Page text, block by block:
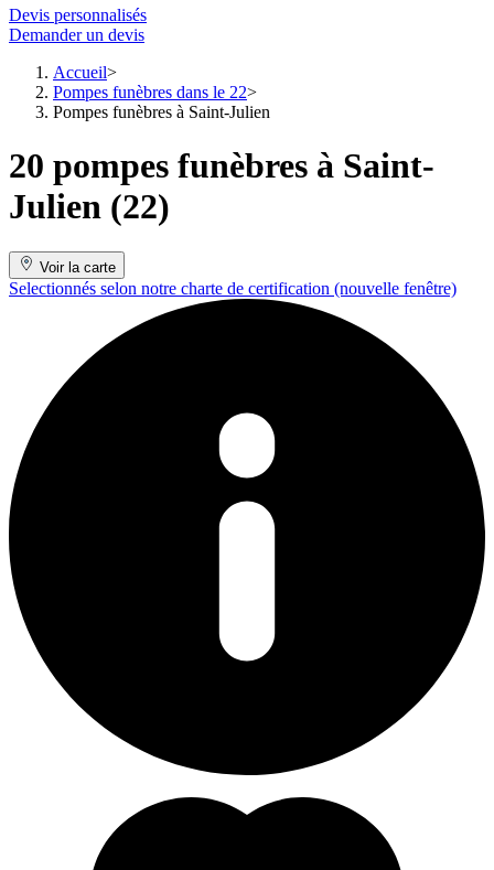
Devis personnalisés
Demander un devis
Accueil
Pompes funèbres dans le 22
Pompes funèbres à Saint-Julien
20 pompes funèbres à Saint-
Julien (22)
Voir la carte
Selectionnés selon notre charte de certification (nouvelle fenêtre)